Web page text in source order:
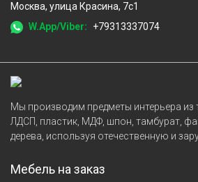
Москва, улица Красина, 7с1
W.App/Viber:
+79313337074
Мы производим предметы интерьера из
ЛДСП, пластик, МДФ, шпон, тамбурат,
дерева, используя отечественную и
Мебель на заказ